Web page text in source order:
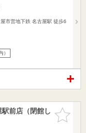
市営地下鉄 名古屋駅 徒歩6
）
お気に入
りに追加
前店（閉館し